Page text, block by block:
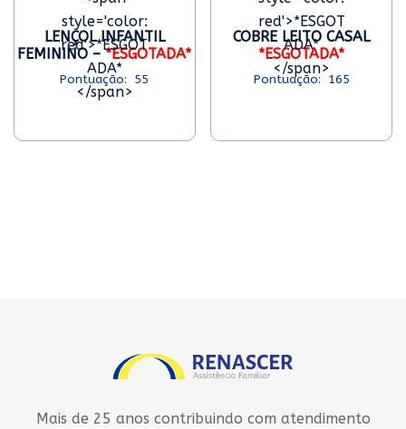
LENÇOL INFANTIL
FEMININO –*ESGOTADA*
55
COBRE LEITO CASAL
*ESGOTADA*
165
Mais de 25 anos contribuindo com atendimento